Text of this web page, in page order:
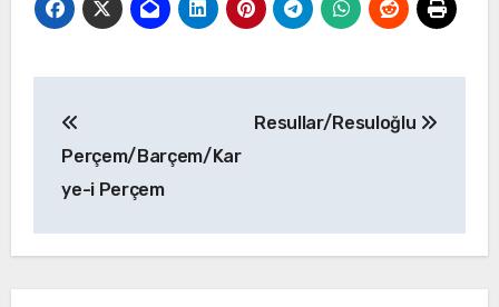
gezinmesi
Perçem/Barçem/Kar
ye-i Perçem
Resullar/Resuloğlu